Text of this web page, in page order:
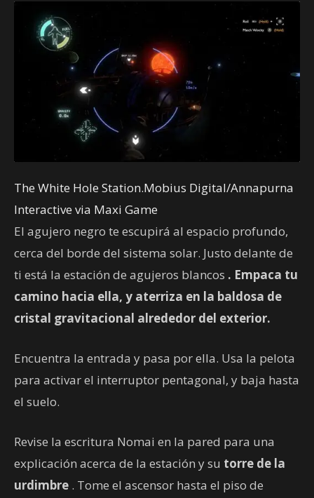
The White Hole Station.Mobius Digital/Annapurna
Interactive via Maxi Game
El agujero negro te escupirá al espacio profundo,
cerca del borde del sistema solar. Justo delante de
ti está la estación de agujeros blancos . Empaca tu
camino hacia ella, y aterriza en la baldosa de
cristal gravitacional alrededor del exterior.
Encuentra la entrada y pasa por ella. Usa la pelota
para activar el interruptor pentagonal, y baja hasta
el suelo.
Revise la escritura Nomai en la pared para una
explicación acerca de la estación y su torre de la
urdimbre . Tome el ascensor hasta el piso de